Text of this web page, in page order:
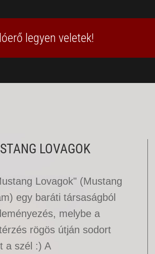
legyen veletek!
LOVAGOK
Lovagok" (Mustang
egy baráti társaságból
melybe a
rögös útján sodort
a szél :) A